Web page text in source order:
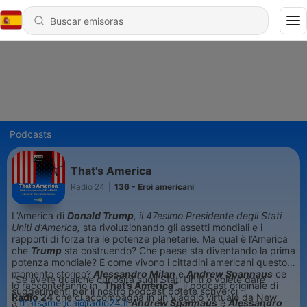
Podcasts
That's America
Radio 24 136 - Eroi americani
L’America di Donald Trump, il 47esimo Presidente degli Stati
Uniti d’America, sta rivoluzionando gli assetti mondiali e i
rapporti di forza tra le potenze planetarie. Ma qual è l’America
che Trump sta costruendo? Che paese sta diventando la prima
potenza mondiale? E come vivono i cittadini americani questo
momento storico?Alessandro MilaneAndrew Spannaus ce
lo racconteranno in“That’s America”, il podcast originale di
Radio 24che ci accompagna in un viaggio virtuale da New
"Se avete qualche curiosità sugli Stati Uniti o volete dare
suggerimenti per il nostro podcast potete scriverci
athatsamerica@radio24.itAndrew SpannauseAlessandro